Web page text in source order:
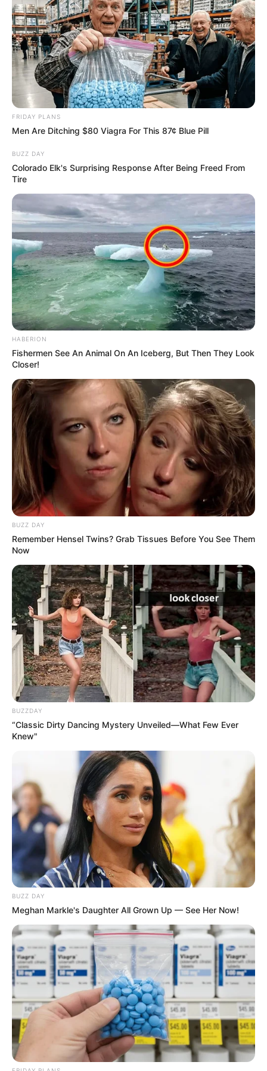
Το Judicial Watch
αποκαλύπτει το σχέδιο
προπαγάνδας της
κυβέρνησης Μπάιντεν για
την...
ΚΑΝΕΝΑΣ ΑΠΟ ΑΥΤΟΥΣ ΠΟΥ
ΕΤΡΕΞΑΝ ΤΗΝ ΑΤΖΕΝΤΑ ΤΟΥ
ΚΟΡΟΝΑ ΔΕΝ ΜΠΟΡΕΙ ΝΑ...
ΥΒΡΙΣ ΑΤΙΣ ΝΕΜΕΣΙΣ ΤΙΣΙΣ. Η
ΕΛΛΗΝΙΚΗ ΗΘΙΚΗ.
Εφημερίδες και ΜΜΕ που
χρηματοδοτούνται από τον
George Soros
Ο γιος μου Hunter !! Ξεκινάει τον
Σεπτέμβρη η προβολή της ταινίας...
Παρασκευή, 19 Αυγούστου 2022, 15:24
ΘΑ ΓΙΝΕΙ ΧΑMΟΣ – Στις...
Η Εξέγερση των Φωτεινών
Όντων Κατά Ερπετοειδών
Βρισκόμαστε Στην
οικονομική άβυσσο;
Ανοιχτή επιστολή προς τον
Πρόεδρο της Τουρκικής
Δημοκρατίας Ρ. Τ. Ερντογάν
ΑΠΟ ΣΗΜΕΡΑ ΤΙΠΟΤΑ ΔΕΝ
ΕΙΝΑΙ ΙΔΙΟ. ΕΝΕΡΓΟΠΟΙΗΣΗ
ΙΧΩΡ. ΤΑ ΣΗΜΑΔΙΑ ΕΜΦΑΝΗ,
Όλα τα κείμενα και οι εικόνες είναι πνευματική ιδιοκτησία του
ΝΙΚΟΛΑΟΣ ΑΝΑΞΙΜΑΝΔΡΟΣ. Aπαγορεύεται η αναπαραγωγή, η
αναδημοσίευση και η τροποποίησή τους χωρίς προηγούμενη
γραπτή άδεια του δημιουργού τους. Με επιφύλαξη κάθε νόμιμου
δικαιώματος. Διαβάστε τηνΠολιτική Απορρήτουτου website πριν
να το χρησιμοποιήσετε, καθώς χρησιμοποιώντας το την
αποδέχεστε. Ο ιστότοπος διατηρεί το δικαίωμα να τροποποιήσει
FRIDAY PLANS
Men Are Ditching $80 Viagra For This 87¢ Blue Pill
BUZZ DAY
Colorado Elk's Surprising Response After Being Freed From
Tire
HABERION
Fishermen See An Animal On An Iceberg, But Then They Look
Closer!
BUZZ DAY
Remember Hensel Twins? Grab Tissues Before You See Them
Now
BUZZDAY
“Classic Dirty Dancing Mystery Unveiled—What Few Ever
Knew"
BUZZ DAY
Meghan Markle's Daughter All Grown Up — See Her Now!